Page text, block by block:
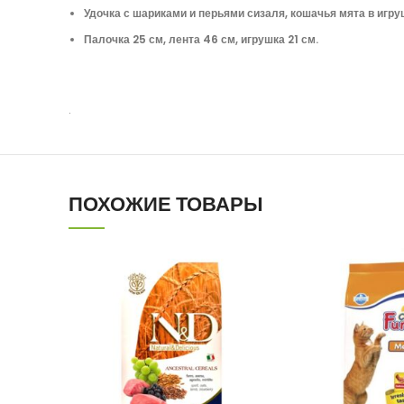
Удочка с шариками и перьями сизаля, кошачья мята в
Палочка 25 см, лента 46 см, игрушка 21 см.
.
ПОХОЖИЕ ТОВАРЫ